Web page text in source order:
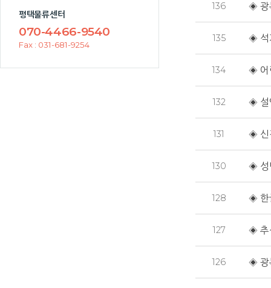
평택물류센터
070-4466-9540
Fax : 031-681-9254
136 ◈ 광
135 ◈ 석
134 ◈ 어
132 ◈ 설
131 ◈ 신
130 ◈ 성
128 ◈ 한
127 ◈ 추
126 ◈ 광